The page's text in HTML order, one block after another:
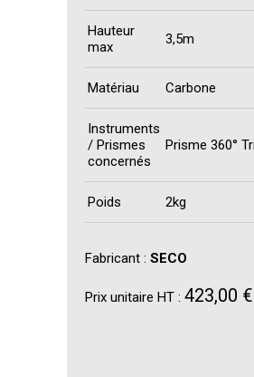
Hauteur
max
3,5m
Matériau Carbone
Instruments
/ Prismes
concernés
Prisme 360°
Poids 2kg
Fabricant : SECO
Prix unitaire HT : 423,00 €